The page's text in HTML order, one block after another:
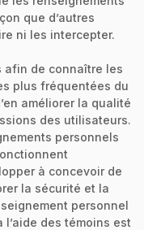
que d’autres
ni les intercepter.
afin de connaître les
plus fréquentées du
améliorer la qualité
des utilisateurs.
personnels
à concevoir de
la sécurité et la
personnel
des témoins est